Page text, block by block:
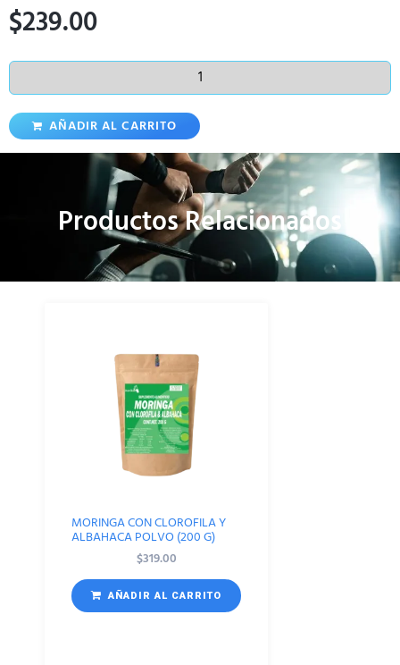
$239.00
AÑADIR AL CARRITO
Productos Relacionados
MORINGA CON CLOROFILA Y
ALBAHACA POLVO (200 G)
$319.00
AÑADIR AL CARRITO